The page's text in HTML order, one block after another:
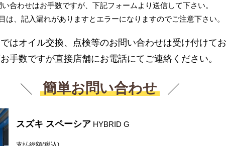
い合わせはお手数ですが、下記フォームより送信して下さい。
は、記入漏れがありますとエラーになりますのでご注意下さい。
はオイル交換、点検等のお問い合わせは受け付けてお
手数ですが直接店舗にお電話にてご連絡ください。
簡単お問い合わせ
スズキ スペーシア HYBRID G